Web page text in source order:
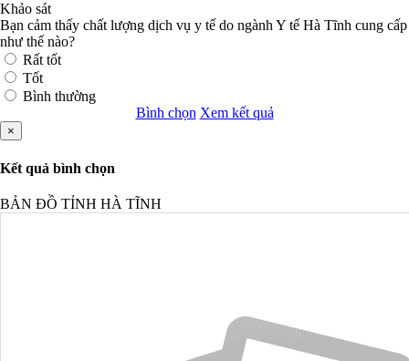
Khảo sát
Bạn cảm thấy chất lượng dịch vụ y tế do ngành Y tế Hà Tĩnh cung cấp
như thế nào?
Rất tốt
Tốt
Bình thường
Bình chọn Xem kết quả
×
Kết quả bình chọn
BẢN ĐỒ TỈNH HÀ TĨNH